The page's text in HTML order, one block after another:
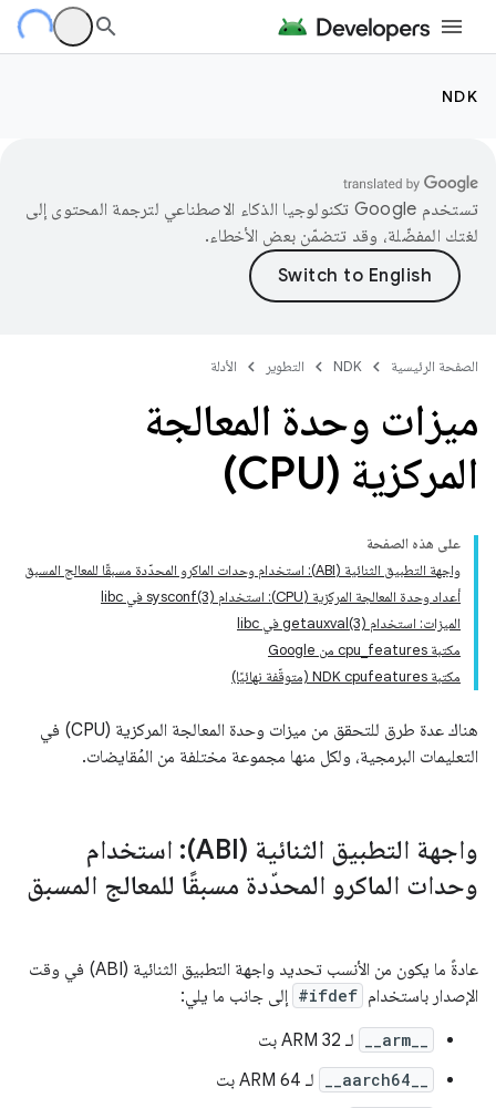
NDK
تستخدم Google تكنولوجيا الذكاء الاصطناعي لترجمة المحتوى إلى
لغتك المفضّلة، وقد تتضمّن بعض الأخطاء.
الصفحة الرئيسية NDK التطوير الأدلة
ميزات وحدة المعالجة
المركزية (CPU)
على هذه الصفحة
واجهة التطبيق الثنائية (ABI): استخدام وحدات الماكرو المحدّدة مسبقًا للمعالج المسبق
أعداد وحدة المعالجة المركزية (CPU): استخدام sysconf(3) في libc
الميزات: استخدام getauxval(3) في libc
مكتبة cpu_features من Google
مكتبة NDK cpufeatures (متوقّفة نهائيًا)
هناك عدة طرق للتحقق من ميزات وحدة المعالجة المركزية (CPU) في
التعليمات البرمجية، ولكل منها مجموعة مختلفة من المُقايضات.
واجهة التطبيق الثنائية (ABI): استخدام
وحدات الماكرو المحدّدة مسبقًا للمعالج المسبق
عادةً ما يكون من الأنسب تحديد واجهة التطبيق الثنائية (ABI) في وقت
الإصدار باستخدام #ifdef إلى جانب ما يلي:
__arm__ لـ ARM 32 بت
__aarch64__ لـ ARM 64 بت